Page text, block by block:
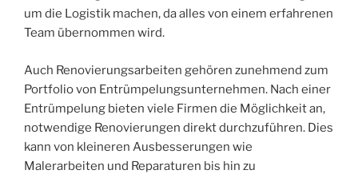
um die Logistik machen, da alles von einem erfahrenen
Team übernommen wird.
Auch Renovierungsarbeiten gehören zunehmend zum
Portfolio von Entrümpelungsunternehmen. Nach einer
Entrümpelung bieten viele Firmen die Möglichkeit an,
notwendige Renovierungen direkt durchzuführen. Dies
kann von kleineren Ausbesserungen wie
Malerarbeiten und Reparaturen bis hin zu